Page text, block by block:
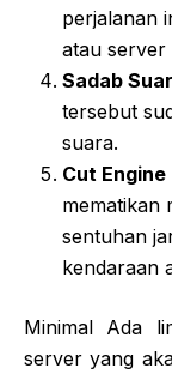
perjalanan
atau server
Sadab
tersebut
suara.
Cut Engine
mematikan
sentuhan
kendaraan
Minimal Ada
server yang